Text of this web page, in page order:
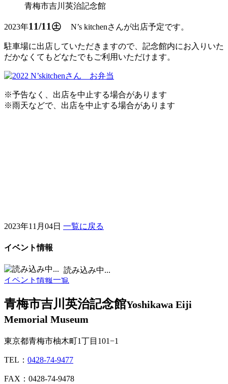
青梅市吉川英治記念館
2023年11/11㊏ N’s kitchenさんが出店予定です。
駐車場に出店していただきますので、記念館内にお入りいた
だかなくてもどなたでもご利用いただけます。
※予告なく、出店を中止する場合があります
※雨天などで、出店を中止する場合があります
2023年11月04日 一覧に戻る
イベント情報
読み込み中...
■休館日 /■イベント実施日
イベント情報一覧
青梅市吉川英治記念館Yoshikawa Eiji
Memorial Museum
東京都青梅市柚木町1丁目101−1
TEL： 0428-74-9477
FAX：0428-74-9478